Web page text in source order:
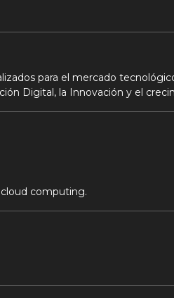
para el mercado
Digital, la Innovación y el
computing.